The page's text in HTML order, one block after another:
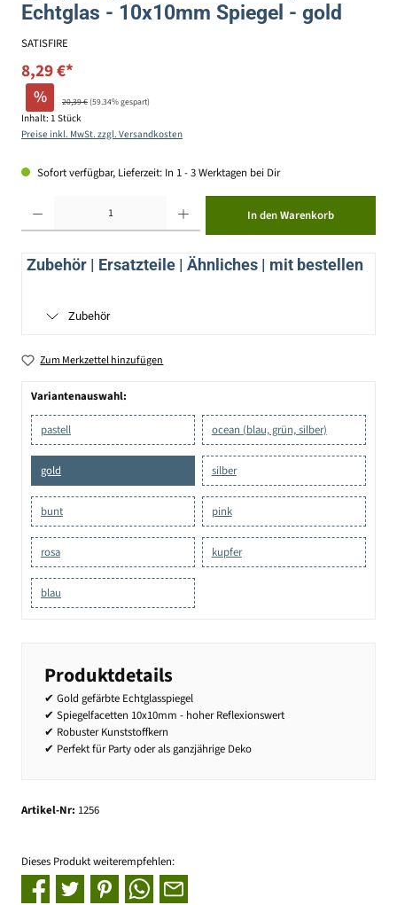
Echtglas - 10x10mm Spiegel - gold
SATISFIRE
8,29 €*
% 20,39 €(59.34% gespart)
Inhalt: 1 Stück
Preise inkl. MwSt. zzgl. Versandkosten
Sofort verfügbar, Lieferzeit: In 1 - 3 Werktagen bei Dir
In den Warenkorb
Zubehör | Ersatzteile | Ähnliches | mit bestellen
Zubehör
Zum Merkzettel hinzufügen
Variantenauswahl:
pastell ocean (blau, grün, silber)
gold silber
bunt pink
rosa kupfer
blau
Produktdetails
✔ Gold gefärbte Echtglasspiegel
✔ Spiegelfacetten 10x10mm - hoher Reflexionswert
✔ Robuster Kunststoffkern
✔ Perfekt für Party oder als ganzjährige Deko
Artikel-Nr: 1256
Dieses Produkt weiterempfehlen: